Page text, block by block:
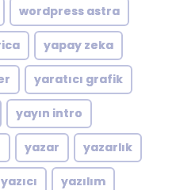
wordpress astra
yapay zeka
yaratıcı grafik
yayın intro
yazar yazarlık
yazıcı yazılım